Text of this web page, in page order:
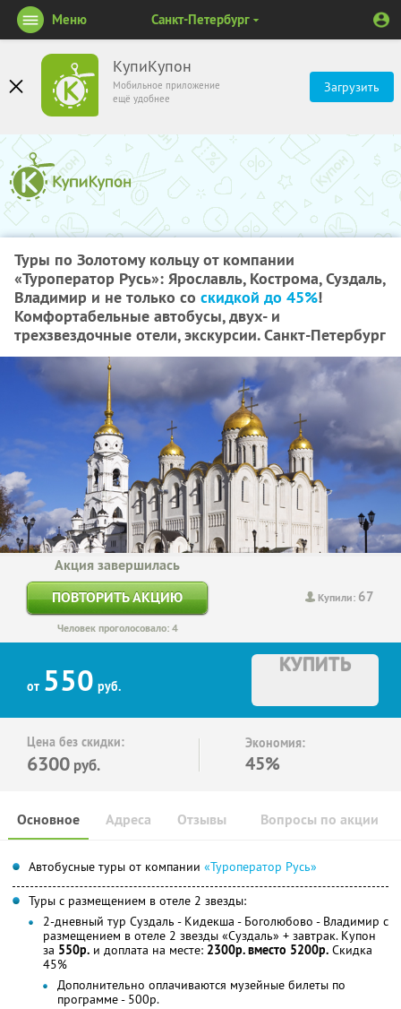
КупиКупон
Мобильное приложение
ещё удобнее
Загрузить
Меню Санкт-Петербург
Туры по Золотому кольцу от компании
«Туроператор Русь»: Ярославль, Кострома, Суздаль,
Владимир и не только со скидкой до 45%!
Комфортабельные автобусы, двух- и
трехзвездочные отели, экскурсии. Санкт-Петербург
Купили: 67
Акция завершилась
ПОВТОРИТЬ АКЦИЮ
Человек проголосовало: 4
от 550 руб.
КУПИТЬ
Цена без скидки:
6300 руб.
Экономия:
45%
Основное Отзывы Вопросы по акции
Адреса
Автобусные туры от компании «Туроператор Русь»
Туры с размещением в отеле 2 звезды:
2-дневный тур Суздаль - Кидекша - Боголюбово - Владимир с
размещением в отеле 2 звезды «Суздаль» + завтрак. Купон
за 550р. и доплата на месте: 2300р. вместо 5200р. Скидка
45%
Дополнительно оплачиваются музейные билеты по
программе - 500р.